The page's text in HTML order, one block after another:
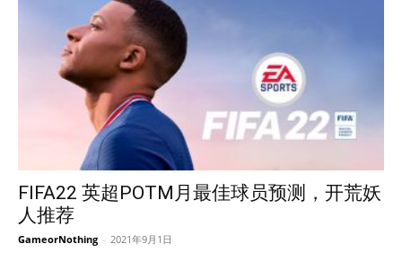
FIFA22 英超POTM月最佳球员预测，开荒妖
人推荐
GameorNothing - 2021年9月1日